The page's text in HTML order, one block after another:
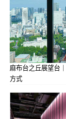
麻布台之丘展望台
方式